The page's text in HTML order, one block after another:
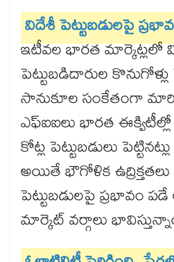
విదేశీ పెట్టుబడులపై
ఇటీవల భారత మార్కెట్లలో
పెట్టుబడిదారుల
సానుకూల సంకేతంగా
ఎఫ్‌ఐఐలు భారత ఈక్విటీల్లో
కోట్ల పెట్టుబడులు
అయితే భౌగోళిక
పెట్టుబడులపై ప్రభావం
మార్కెట్ వర్గాలు